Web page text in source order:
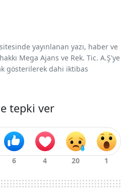
yayınlanan yazı, haber ve
Mega Ajans ve Rek. Tic. A.Ş'ye
gösterilerek dahi iktibas
tepki ver